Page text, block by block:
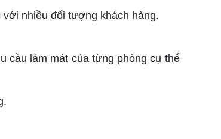
nhiều đối tượng khách hàng.
cầu làm mát của từng phòng cụ thể